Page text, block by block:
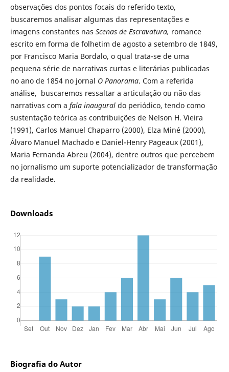
observações dos pontos focais do referido texto,
buscaremos analisar algumas das representações e
imagens constantes nas Scenas de Escravatura, romance
escrito em forma de folhetim de agosto a setembro de 1849,
por Francisco Maria Bordalo, o qual trata-se de uma
pequena série de narrativas curtas e literárias publicadas
no ano de 1854 no jornal O Panorama. Com a referida
análise, buscaremos ressaltar a articulação ou não das
narrativas com a fala inauguraldo periódico, tendo como
sustentação teórica as contribuições de Nelson H. Vieira
(1991), Carlos Manuel Chaparro (2000), Elza Miné (2000),
Álvaro Manuel Machado e Daniel-Henry Pageaux (2001),
Maria Fernanda Abreu (2004), dentre outros que percebem
no jornalismo um suporte potencializador de transformação
da realidade.
Downloads
Biografia do Autor